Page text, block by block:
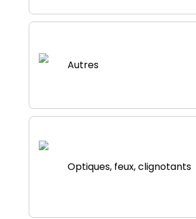
Autres
Optiques, feux, clignotants